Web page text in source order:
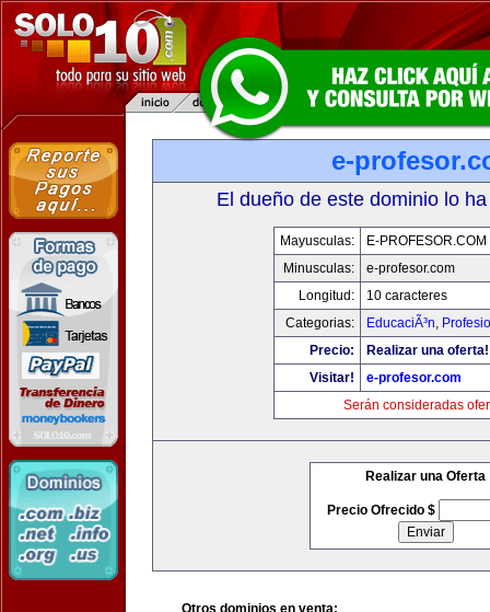
e-
El dueño de este dominio lo
Mayusculas:
E-PROFESOR.COM
Minusculas:
e-profesor.com
Longitud:
10 caracteres
Categorias:
EducaciÃ³n,
Precio:
Realizar una oferta!
Visitar!
e-profesor.com
Serán consideradas
Realizar una Oferta
Precio Ofrecido $
Otros dominios en venta: